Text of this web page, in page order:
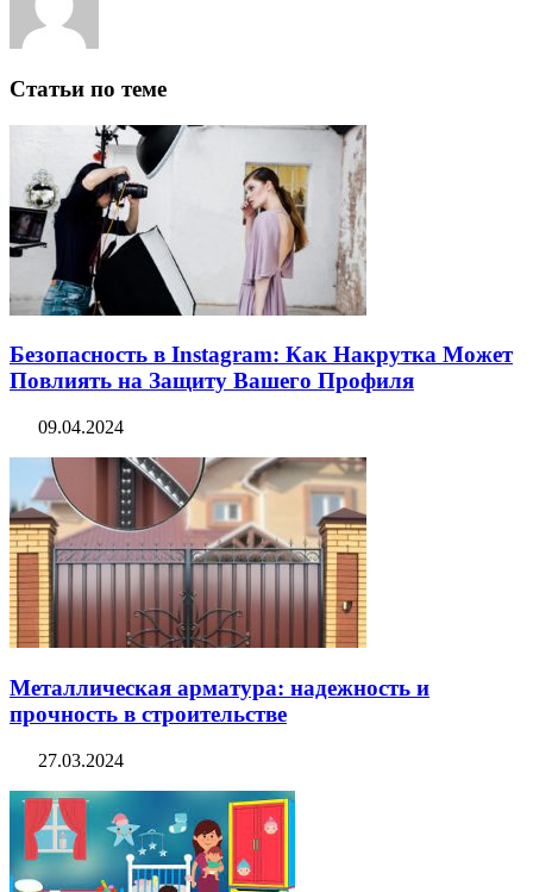
Статьи по теме
Безопасность в Instagram: Как Накрутка Может
Повлиять на Защиту Вашего Профиля
09.04.2024
Металлическая арматура: надежность и
прочность в строительстве
27.03.2024